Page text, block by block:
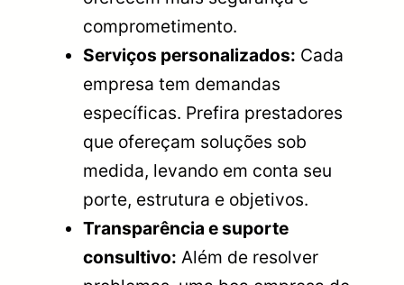
comprometimento.
Serviços personalizados: Cada
empresa tem demandas
específicas. Prefira prestadores
que ofereçam soluções sob
medida, levando em conta seu
porte, estrutura e objetivos.
Transparência e suporte
consultivo: Além de resolver